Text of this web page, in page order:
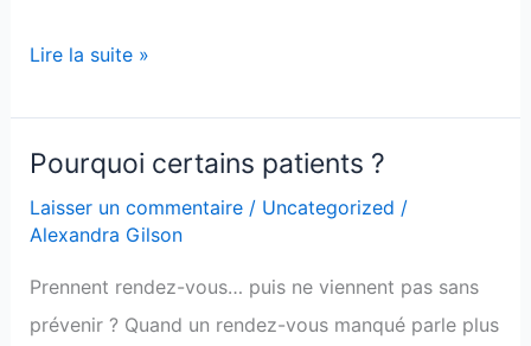
Lire la suite »
Pourquoi certains patients ?
Laisser un commentaire / Uncategorized /
Alexandra Gilson
Prennent rendez-vous… puis ne viennent pas sans
prévenir ? Quand un rendez-vous manqué parle plus
Pourquoi
certains
patients
?